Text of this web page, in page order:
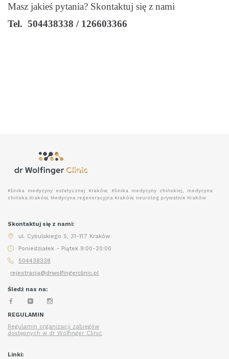
Masz jakieś pytania? Skontaktuj się z nami
Tel. 504438338 / 126603366
Klinika medycyny estetycznej Kraków, Klinika medycyny chińskiej, medycyna
chińska Kraków, Medycyna regeneracyjna Kraków, neurolog prywatnie Kraków
Skontaktuj się z nami:
ul. Cybulskiego 5, 31-117 Kraków
Poniedziałek - Piątek 9:00-20:00
504438338
rejestracja@drwolfingerclinic.pl
Śledź nas na:
REGULAMIN
Regulamin organizacji zabiegów
dostępnych w dr Wolfinger Clinic
Linki: